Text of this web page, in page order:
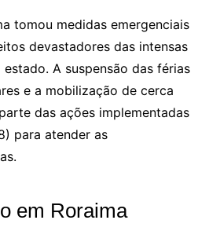
tomou medidas emergenciais
devastadores das intensas
A suspensão das férias
e a mobilização de cerca
das ações implementadas
para atender as
em Roraima